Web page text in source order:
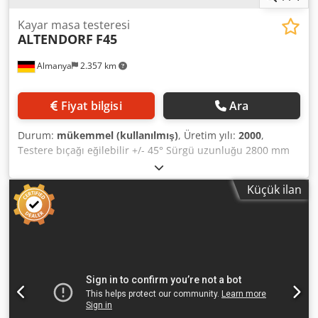
Almanya 2.357 km
Kayar masa testeresi
ALTENDORF F45
Fiyat bilgisi Ara
Durum: mükemmel (kullanılmış), Üretim yılı: 2000,
Testere bıçağı eğilebilir +/- 45° Sürgü uzunluğu 2800 mm
Kesim genişliği 1440 mm Crodpfxjxcg Hgs Aqlsf Motor gücü
7,5 kW Kesim yüksekliği 150 mm Testere bıçağı çapı 450
mm Makine ağırlığı yaklaşık 1200 kg Boyutlar U-G-Y 3,2 x
3,4 x 1,7 m Bu format dairesel testere çok iyi durumda,
hemen temin edilebilir ve satıcıda çalışır durumda
üretim mobilya, pencere çerçeveleri, kapılar, levhalar,
plastikler, kompozit malzemeler, alüminyum ve diğerleri
için hassas kesimler – CE standardı.
Küçük ilan